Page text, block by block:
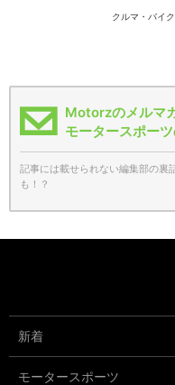
クルマ・バイ
Motorzのメルマ
モータースポー
記事には載せられない編集部の裏
も！？
新着
モータースポーツ